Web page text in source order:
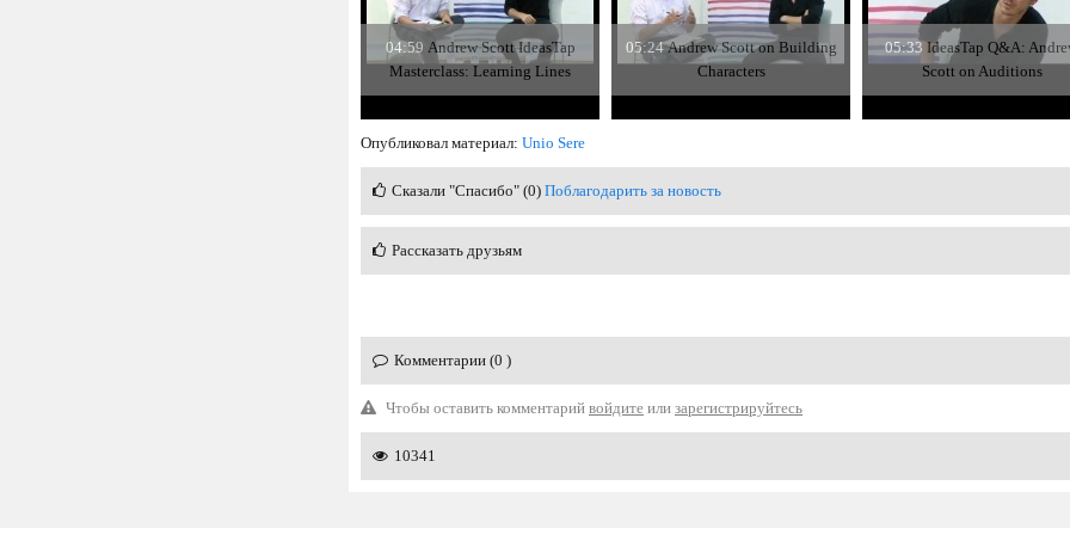
04:59 Andrew Scott IdeasTap
Masterclass: Learning Lines
05:24Andrew Scott on Building
Characters
05:33 IdeasTap Q&A:
Scott on Auditions
Опубликовал материал: Unio Sere
Сказали "Спасибо" (0) Поблагодарить за новость
Рассказать друзьям
Комментарии (0 )
Чтобы оставить комментарий войдите или зарегистрируйтесь
10341